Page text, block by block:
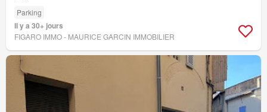
Parking
Il y a 30+ jours
FIGARO IMMO - MAURICE GARCIN IMMOBILIER